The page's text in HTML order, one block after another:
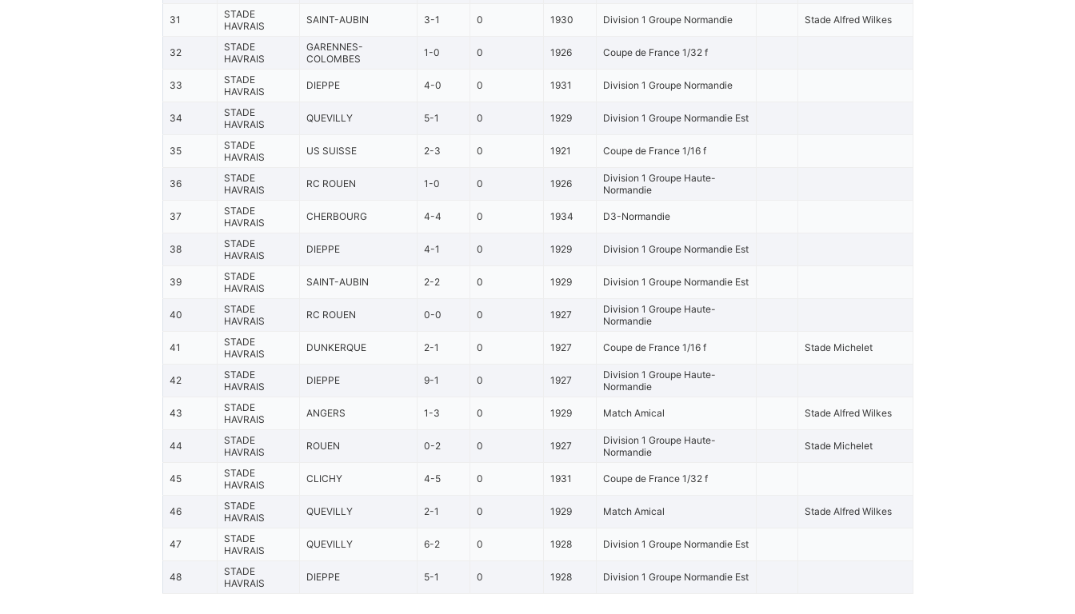
31
STADE
HAVRAIS
SAINT-AUBIN 3-1 0 1930 Division 1 Groupe Normandie Stade Alfred Wilkes
32
STADE
HAVRAIS
GARENNES-
COLOMBES
1-0 0 1926 Coupe de France 1/32 f
33
STADE
HAVRAIS
DIEPPE 4-0 0 1931 Division 1 Groupe Normandie
34
STADE
HAVRAIS
QUEVILLY 5-1 0 1929 Division 1 Groupe Normandie Est
35
STADE
HAVRAIS
US SUISSE 2-3 0 1921 Coupe de France 1/16 f
36
STADE
HAVRAIS
RC ROUEN 1-0 0 1926
Division 1 Groupe Haute-
Normandie
37
STADE
HAVRAIS
CHERBOURG 4-4 0 1934 D3-Normandie
38
STADE
HAVRAIS
DIEPPE 4-1 0 1929 Division 1 Groupe Normandie Est
39
STADE
HAVRAIS
SAINT-AUBIN 2-2 0 1929 Division 1 Groupe Normandie Est
40
STADE
HAVRAIS
RC ROUEN 0-0 0 1927
Division 1 Groupe Haute-
Normandie
41
STADE
HAVRAIS
DUNKERQUE 2-1 0 1927 Coupe de France 1/16 f Stade Michelet
42
STADE
HAVRAIS
DIEPPE 9-1 0 1927
Division 1 Groupe Haute-
Normandie
43
STADE
HAVRAIS
ANGERS 1-3 0 1929 Match Amical Stade Alfred Wilkes
44
STADE
HAVRAIS
ROUEN 0-2 0 1927
Division 1 Groupe Haute-
Normandie
Stade Michelet
45
STADE
HAVRAIS
CLICHY 4-5 0 1931 Coupe de France 1/32 f
46
STADE
HAVRAIS
QUEVILLY 2-1 0 1929 Match Amical Stade Alfred Wilkes
47
STADE
HAVRAIS
QUEVILLY 6-2 0 1928 Division 1 Groupe Normandie Est
48
STADE
HAVRAIS
DIEPPE 5-1 0 1928 Division 1 Groupe Normandie Est